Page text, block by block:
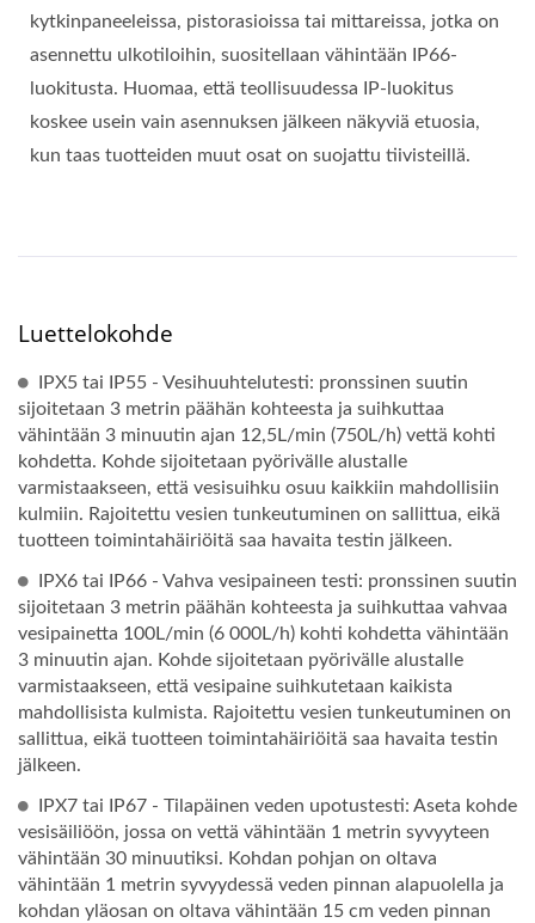
kytkinpaneeleissa, pistorasioissa tai mittareissa, jotka on
asennettu ulkotiloihin, suositellaan vähintään IP66-
luokitusta. Huomaa, että teollisuudessa IP-luokitus
koskee usein vain asennuksen jälkeen näkyviä etuosia,
kun taas tuotteiden muut osat on suojattu tiivisteillä.
Luettelokohde
IPX5 tai IP55 - Vesihuuhtelutesti: pronssinen suutin
sijoitetaan 3 metrin päähän kohteesta ja suihkuttaa
vähintään 3 minuutin ajan 12,5L/min (750L/h) vettä kohti
kohdetta. Kohde sijoitetaan pyörivälle alustalle
varmistaakseen, että vesisuihku osuu kaikkiin mahdollisiin
kulmiin. Rajoitettu vesien tunkeutuminen on sallittua, eikä
tuotteen toimintahäiriöitä saa havaita testin jälkeen.
IPX6 tai IP66 - Vahva vesipaineen testi: pronssinen suutin
sijoitetaan 3 metrin päähän kohteesta ja suihkuttaa vahvaa
vesipainetta 100L/min (6 000L/h) kohti kohdetta vähintään
3 minuutin ajan. Kohde sijoitetaan pyörivälle alustalle
varmistaakseen, että vesipaine suihkutetaan kaikista
mahdollisista kulmista. Rajoitettu vesien tunkeutuminen on
sallittua, eikä tuotteen toimintahäiriöitä saa havaita testin
jälkeen.
IPX7 tai IP67 - Tilapäinen veden upotustesti: Aseta kohde
vesisäiliöön, jossa on vettä vähintään 1 metrin syvyyteen
vähintään 30 minuutiksi. Kohdan pohjan on oltava
vähintään 1 metrin syvyydessä veden pinnan alapuolella ja
kohdan yläosan on oltava vähintään 15 cm veden pinnan